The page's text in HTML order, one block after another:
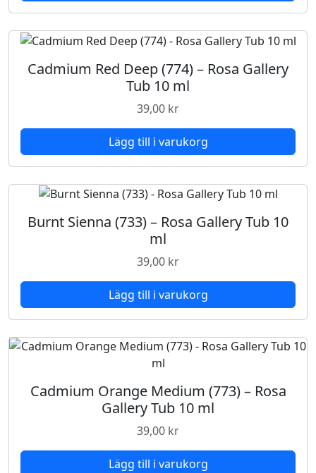
r
y
m
ä
Cadmium Red Deep (774) – Rosa Gallery
Tub 10 ml
39,00 kr
Lägg till i varukorg
Burnt Sienna (733) – Rosa Gallery Tub 10
ml
39,00 kr
Lägg till i varukorg
Cadmium Orange Medium (773) – Rosa
Gallery Tub 10 ml
39,00 kr
Lägg till i varukorg